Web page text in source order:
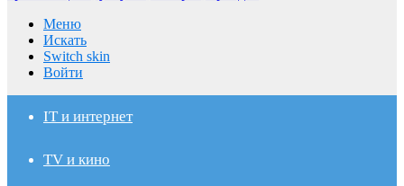
Меню
Искать
Switch skin
Войти
IT и интернет
TV и кино